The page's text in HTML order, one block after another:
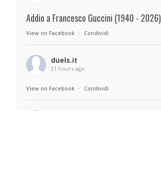
Addio a Francesco Guccini (1940 - 2026)
View on Facebook · Condividi
duels.it
21 hours ago
View on Facebook · Condividi